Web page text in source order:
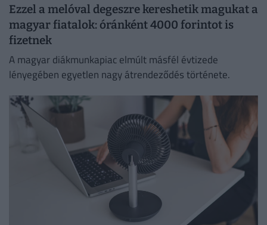
Ezzel a melóval degeszre kereshetik magukat a
magyar fiatalok: óránként 4000 forintot is
fizetnek
A magyar diákmunkapiac elmúlt másfél évtizede
lényegében egyetlen nagy átrendeződés története.